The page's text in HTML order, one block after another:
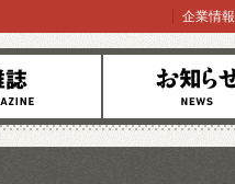
お知らせ
企業情報